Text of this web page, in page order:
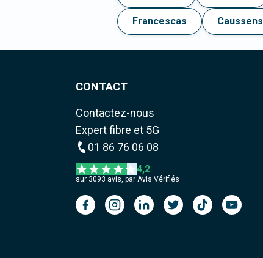
Francescas Caussens
CONTACT
Contactez-nous
Expert fibre et 5G
01 86 76 06 08
4,2
sur 3093 avis, par Avis Vérifiés